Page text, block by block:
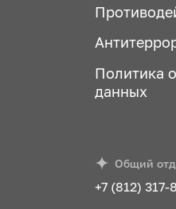
Политика
данных
Общий
+7 (812) 317-